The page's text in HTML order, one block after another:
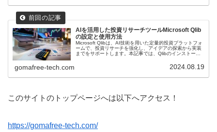
AIを活用した投資リサーチツールMicrosoft Qlib
の設定と使用方法
Microsoft Qlibは、AI技術を用いた定量的投資プラットフォ
ームで、投資リサーチを強化し、アイデアの探索から実装
までをサポートします。本記事では、Qlibのインストール
れた研究ワークフローの構築方法までを詳細に解説しま
gomafree-tech.com 2024.08.19
このサイトのトップページへは以下へアクセス！
https://gomafree-tech.com/